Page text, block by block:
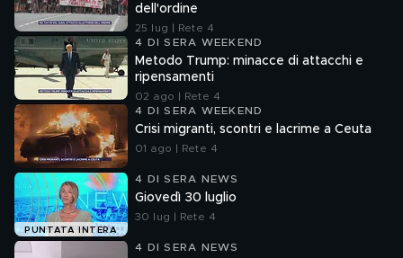
dell'ordine
25 lug | Rete 4
4 DI SERA WEEKEND
Metodo Trump: minacce di attacchi e
ripensamenti
02 ago | Rete 4
4 DI SERA WEEKEND
Crisi migranti, scontri e lacrime a Ceuta
01 ago | Rete 4
PUNTATA INTERA
4 DI SERA NEWS
Giovedì 30 luglio
30 lug | Rete 4
4 DI SERA NEWS